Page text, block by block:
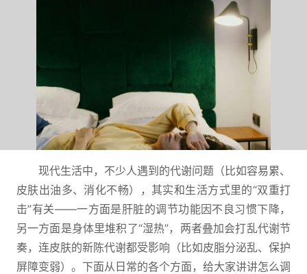
现代生活中，不少人遇到的代谢问题（比如容易累、
皮肤出油多、消化不畅），其实和生活方式里的“双重打
击”有关——一方面是肝脏的调节功能因不良习惯下降，
另一方面是身体里堆积了“湿热”，两者叠加会打乱代谢节
奏，连皮肤的新陈代谢都受影响（比如皮脂分泌乱、保护
屏障变弱）。下面从日常的各个方面，给大家讲讲怎么调